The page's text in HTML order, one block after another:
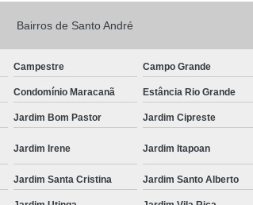
Bairros de Santo André
Campestre Campo Grande
Condomínio Maracanã Estância Rio Grande
Jardim Bom Pastor Jardim Cipreste
Jardim Irene Jardim Itapoan
Jardim Santa Cristina Jardim Santo Alberto